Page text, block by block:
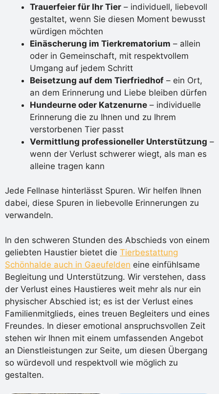
Trauerfeier für Ihr Tier – individuell, liebevoll
gestaltet, wenn Sie diesen Moment bewusst
würdigen möchten
Einäscherung im Tierkrematorium – allein
oder in Gemeinschaft, mit respektvollem
Umgang auf jedem Schritt
Beisetzung auf dem Tierfriedhof – ein Ort,
an dem Erinnerung und Liebe bleiben dürfen
Hundeurne oder Katzenurne – individuelle
Erinnerung die zu Ihnen und zu Ihrem
verstorbenen Tier passt
Vermittlung professioneller Unterstützung –
wenn der Verlust schwerer wiegt, als man es
alleine tragen kann
Jede Fellnase hinterlässt Spuren. Wir helfen Ihnen
dabei, diese Spuren in liebevolle Erinnerungen zu
verwandeln.
In den schweren Stunden des Abschieds von einem
geliebten Haustier bietet die Tierbestattung
Schönhalde auch in Gaeufelden eine einfühlsame
Begleitung und Unterstützung. Wir verstehen, dass
der Verlust eines Haustieres weit mehr als nur ein
physischer Abschied ist; es ist der Verlust eines
Familienmitglieds, eines treuen Begleiters und eines
Freundes. In dieser emotional anspruchsvollen Zeit
stehen wir Ihnen mit einem umfassenden Angebot
an Dienstleistungen zur Seite, um diesen Übergang
so würdevoll und respektvoll wie möglich zu
gestalten.